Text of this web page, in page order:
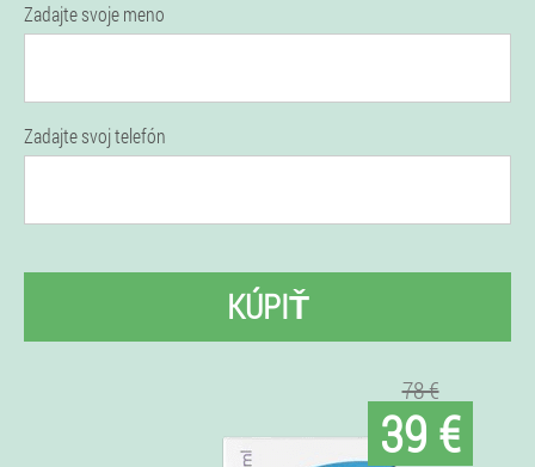
Zadajte svoje meno
Zadajte svoj telefón
KÚPIŤ
78 €
39 €